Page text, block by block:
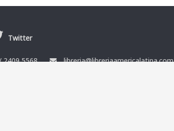
Twitter
2409 5568 libreria@libreriaamericalatina.com